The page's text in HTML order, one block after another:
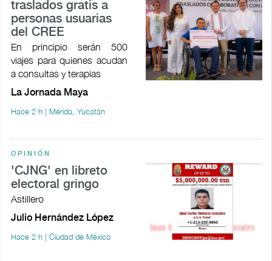
traslados gratis a
personas usuarias
del CREE
En principio serán 500
viajes para quienes acudan
a consultas y terapias
La Jornada Maya
Hace 2 h | Mérida, Yucatán
OPINIÓN
'CJNG' en libreto
electoral gringo
Astillero
Julio Hernández López
Hace 2 h | Ciudad de México